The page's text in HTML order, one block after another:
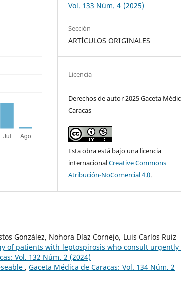
Vol. 133 Núm. 4 (2025)
Sección
ARTÍCULOS ORIGINALES
Licencia
Derechos de autor 2025 Gaceta
Caracas
Esta obra está bajo una licencia
internacionalCreative Commons
Atribución-NoComercial 4.0.
González, Nohora Díaz Cornejo, Luis Carlos Ruiz
of patients with leptospirosis who consult urgently
Vol. 132 Núm. 2 (2024)
, Gaceta Médica de Caracas: Vol. 134 Núm. 2